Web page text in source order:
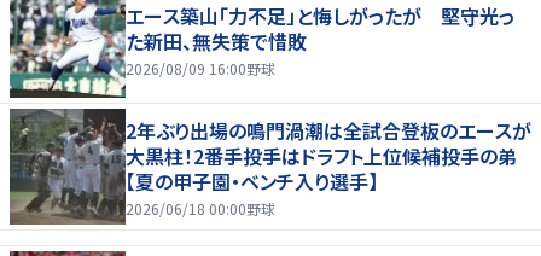
エース築山「力不足」と悔しがったが 堅守光っ
た新田、無失策で惜敗
2026/08/09 16:00野球
2年ぶり出場の鳴門渦潮は全試合登板のエースが
大黒柱！2番手投手はドラフト上位候補投手の弟
【夏の甲子園・ベンチ入り選手】
2026/06/18 00:00野球